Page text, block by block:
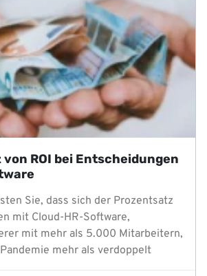
von ROI bei Entscheidungen
Sie, dass sich der Prozentsatz
mit Cloud-HR-Software,
mit mehr als 5.000 Mitarbeitern,
mehr als verdoppelt